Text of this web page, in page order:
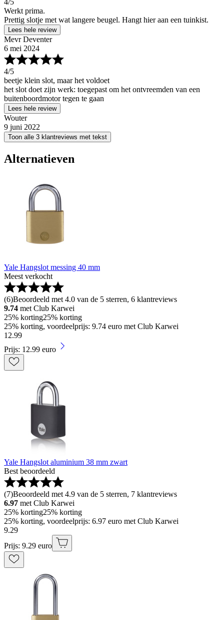
4/5
Werkt prima.
Prettig slotje met wat langere beugel. Hangt hier aan een tuinkist.
Lees hele review
Mevr Deventer
6 mei 2024
4/5
beetje klein slot, maar het voldoet
het slot doet zijn werk: toegepast om het ontvreemden van een
buitenboordmotor tegen te gaan
Lees hele review
Wouter
9 juni 2022
Toon alle 3 klantreviews met tekst
Alternatieven
Yale Hangslot messing 40 mm
Meest verkocht
(6)Beoordeeld met 4.0 van de 5 sterren, 6 klantreviews
9.74 met Club Karwei
25% korting25% korting
25% korting, voordeelprijs: 9.74 euro met Club Karwei
12.99
Prijs: 12.99 euro
Yale Hangslot aluminium 38 mm zwart
Best beoordeeld
(7)Beoordeeld met 4.9 van de 5 sterren, 7 klantreviews
6.97 met Club Karwei
25% korting25% korting
25% korting, voordeelprijs: 6.97 euro met Club Karwei
9.29
Prijs: 9.29 euro